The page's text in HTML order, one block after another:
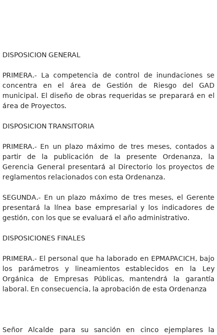
DISPOSICION GENERAL
PRIMERA.- La competencia de control de inundaciones se
concentra en el área de Gestión de Riesgo del GAD
municipal. El diseño de obras requeridas se preparará en el
área de Proyectos.
DISPOSICION TRANSITORIA
PRIMERA.- En un plazo máximo de tres meses, contados a
partir de la publicación de la presente Ordenanza, la
Gerencia General presentará al Directorio los proyectos de
reglamentos relacionados con esta Ordenanza.
SEGUNDA.- En un plazo máximo de tres meses, el Gerente
presentará la línea base empresarial y los indicadores de
gestión, con los que se evaluará el año administrativo.
DISPOSICIONES FINALES
PRIMERA.- El personal que ha laborado en EPMAPACICH, bajo
los parámetros y lineamientos establecidos en la Ley
Orgánica de Empresas Públicas, mantendrá la garantía
laboral. En consecuencia, la aprobación de esta Ordenanza
Señor Alcalde para su sanción en cinco ejemplares la